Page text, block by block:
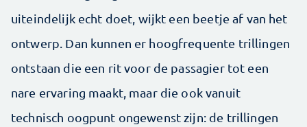
uiteindelijk echt doet, wijkt een beetje af van het
ontwerp. Dan kunnen er hoogfrequente trillingen
ontstaan die een rit voor de passagier tot een
nare ervaring maakt, maar die ook vanuit
technisch oogpunt ongewenst zijn: de trillingen